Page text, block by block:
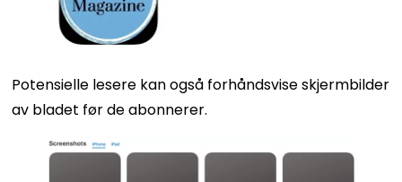
Potensielle lesere kan også forhåndsvise skjermbilder
av bladet før de abonnerer.